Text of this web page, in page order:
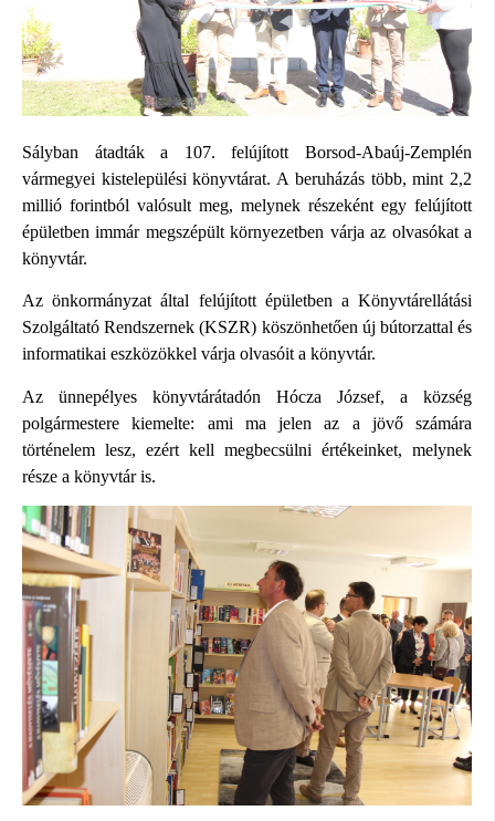
Sályban átadták a 107. felújított Borsod-Abaúj-Zemplén
vármegyei kistelepülési könyvtárat. A beruházás több, mint 2,2
millió forintból valósult meg, melynek részeként egy felújított
épületben immár megszépült környezetben várja az olvasókat a
könyvtár.
Az önkormányzat által felújított épületben a Könyvtárellátási
Szolgáltató Rendszernek (KSZR) köszönhetően új bútorzattal és
informatikai eszközökkel várja olvasóit a könyvtár.
Az ünnepélyes könyvtárátadón Hócza József, a község
polgármestere kiemelte: ami ma jelen az a jövő számára
történelem lesz, ezért kell megbecsülni értékeinket, melynek
része a könyvtár is.